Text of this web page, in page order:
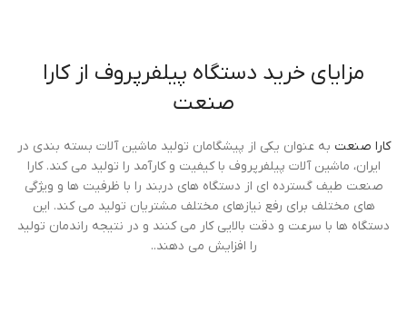
مزایای خرید دستگاه پیلفرپروف از کارا
صنعت
کارا صنعت به عنوان یکی از پیشگامان تولید ماشین آلات بسته بندی در
ایران، ماشین آلات پیلفرپروف با کیفیت و کارآمد را تولید می کند. کارا
صنعت طیف گسترده ای از دستگاه های دربند را با ظرفیت ها و ویژگی
های مختلف برای رفع نیازهای مختلف مشتریان تولید می کند. این
دستگاه ها با سرعت و دقت بالایی کار می کنند و در نتیجه راندمان تولید
را افزایش می دهند..